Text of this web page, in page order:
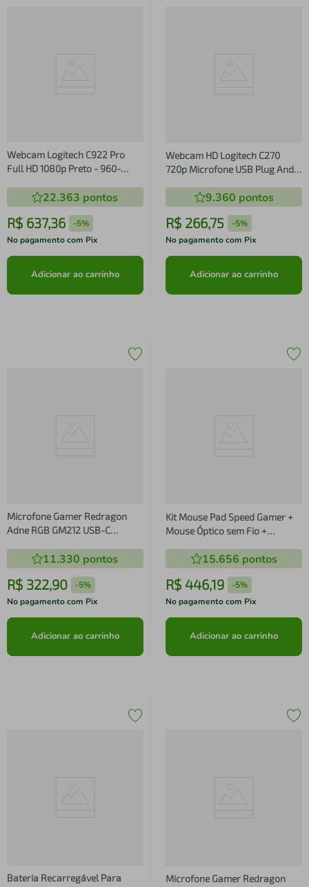
Webcam Logitech C922 Pro
Full HD 1080p Preto - 960-
22.363 pontos
R$ 637,36 -5%
No pagamento com Pix
Adicionar ao carrinho
Webcam HD Logitech C270
720p Microfone USB Plug And
9.360 pontos
R$ 266,75 -5%
No pagamento com Pix
Adicionar ao carrinho
Microfone Gamer Redragon
Adne RGB GM212 USB-C
11.330 pontos
R$ 322,90 -5%
No pagamento com Pix
Adicionar ao carrinho
Kit Mouse Pad Speed Gamer +
Mouse Óptico sem Fio +
15.656 pontos
R$ 446,19 -5%
No pagamento com Pix
Adicionar ao carrinho
Bateria Recarregável Para
Microfone Gamer Redragon